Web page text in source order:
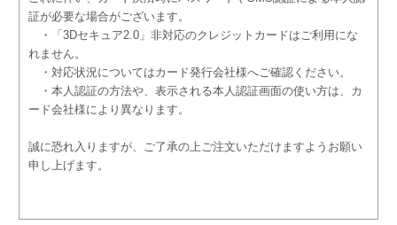
証が必要な場合がございます。
・「3Dセキュア2.0」非対応のクレジットカードはご利用にな
れません。
・対応状況についてはカード発行会社様へご確認ください。
・本人認証の方法や、表示される本人認証画面の使い方は、カ
ード会社様により異なります。
誠に恐れ入りますが、ご了承の上ご注文いただけますようお願い
申し上げます。